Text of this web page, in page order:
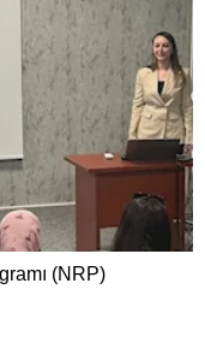
(NRP)